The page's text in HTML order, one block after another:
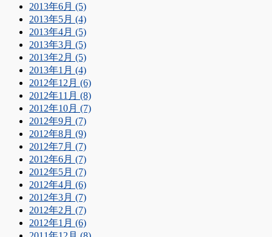
2013年6月 (5)
2013年5月 (4)
2013年4月 (5)
2013年3月 (5)
2013年2月 (5)
2013年1月 (4)
2012年12月 (6)
2012年11月 (8)
2012年10月 (7)
2012年9月 (7)
2012年8月 (9)
2012年7月 (7)
2012年6月 (7)
2012年5月 (7)
2012年4月 (6)
2012年3月 (7)
2012年2月 (7)
2012年1月 (6)